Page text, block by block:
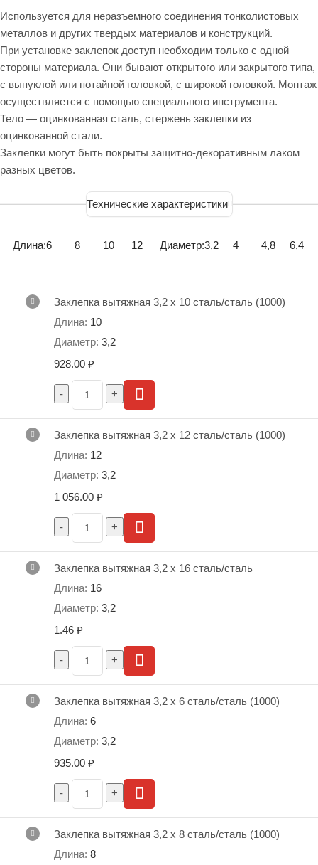
Используется для неразъемного соединения тонколистовых
металлов и других твердых материалов и конструкций.
При установке заклепок доступ необходим только с одной
стороны материала. Они бывают открытого или закрытого типа,
с выпуклой или потайной головкой, с широкой головкой. Монтаж
осуществляется с помощью специального инструмента.
Тело — оцинкованная сталь, стержень заклепки из
оцинкованной стали.
Заклепки могут быть покрыты защитно-декоративным лаком
разных цветов.
Технические характеристики
ТЕХНИЧЕСКИЕ ХАРАКТЕРИСТИКИ
L длина заклепки, мм
диаметр отверстия под заклёпку, мм
Н диаметр фланца, мм
T толщина фланца, мм
R радиус мм
G, мм толщина закрепл. материала
мин. вырыв. сила, кН
мин. срез. сила, кН
вес 1000 штук, кг
Обозначение 3,2 x 8
Обозначение 3,2 x 10
Обозначение 3,2 x 12
Длина:6 8 10 12 Диаметр:3,2 4 4,8 6,4
Заклепка вытяжная 3,2 х 10 сталь/сталь (1000)
10
3,2
928.00 ₽
Заклепка вытяжная 3,2 х 12 сталь/сталь (1000)
12
3,2
1 056.00 ₽
Заклепка вытяжная 3,2 х 16 сталь/сталь
16
3,2
1.46 ₽
Заклепка вытяжная 3,2 х 6 сталь/сталь (1000)
6
3,2
935.00 ₽
Заклепка вытяжная 3,2 х 8 сталь/сталь (1000)
8